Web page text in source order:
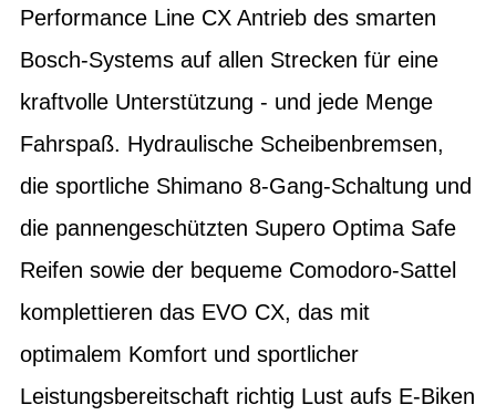
Performance Line CX Antrieb des smarten
Bosch-Systems auf allen Strecken für eine
kraftvolle Unterstützung - und jede Menge
Fahrspaß. Hydraulische Scheibenbremsen,
die sportliche Shimano 8-Gang-Schaltung und
die pannengeschützten Supero Optima Safe
Reifen sowie der bequeme Comodoro-Sattel
komplettieren das EVO CX, das mit
optimalem Komfort und sportlicher
Leistungsbereitschaft richtig Lust aufs E-Biken